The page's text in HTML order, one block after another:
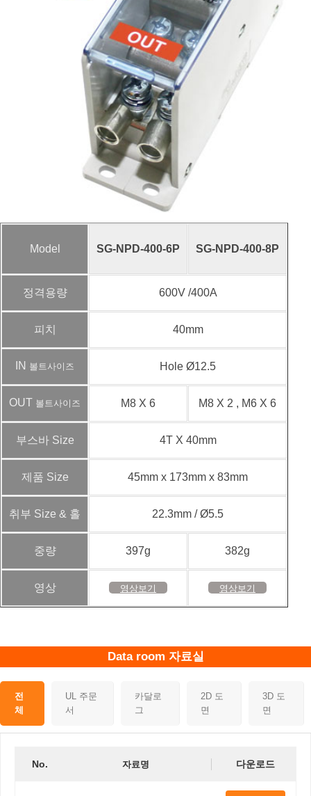
Model SG-NPD-400-6P SG-NPD-400-8P
정격용량 600V /400A
피치 40mm
IN 볼트사이즈 Hole Ø12.5
OUT 볼트사이즈 M8 X 6 M8 X 2 , M6 X 6
부스바 Size 4T X 40mm
제품 Size 45mm x 173mm x 83mm
취부 Size & 홀 22.3mm / Ø5.5
중량 397g 382g
영상 영상보기 영상보기
Data room 자료실
전
체
UL 주문
서
카달로
그
2D 도
면
3D 도
면
No. 자료명 다운로드